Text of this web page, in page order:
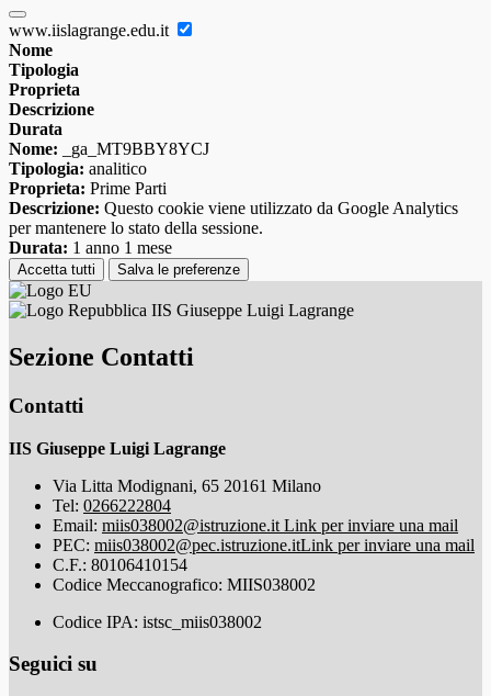
www.iislagrange.edu.it
Nome
Tipologia
Proprieta
Descrizione
Durata
Nome: _ga_MT9BBY8YCJ
Tipologia: analitico
Proprieta: Prime Parti
Descrizione: Questo cookie viene utilizzato da Google Analytics
per mantenere lo stato della sessione.
Durata: 1 anno 1 mese
Accetta tutti Salva le preferenze
IIS Giuseppe Luigi Lagrange
Sezione Contatti
Contatti
IIS Giuseppe Luigi Lagrange
Via Litta Modignani, 65 20161 Milano
Tel: 0266222804
Email: miis038002@istruzione.it Link per inviare una mail
PEC: miis038002@pec.istruzione.itLink per inviare una mail
C.F.: 80106410154
Codice Meccanografico: MIIS038002
Codice IPA: istsc_miis038002
Seguici su